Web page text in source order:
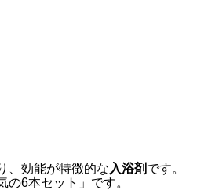
、効能が特徴的な 入浴剤 です。
の6本セット」です。